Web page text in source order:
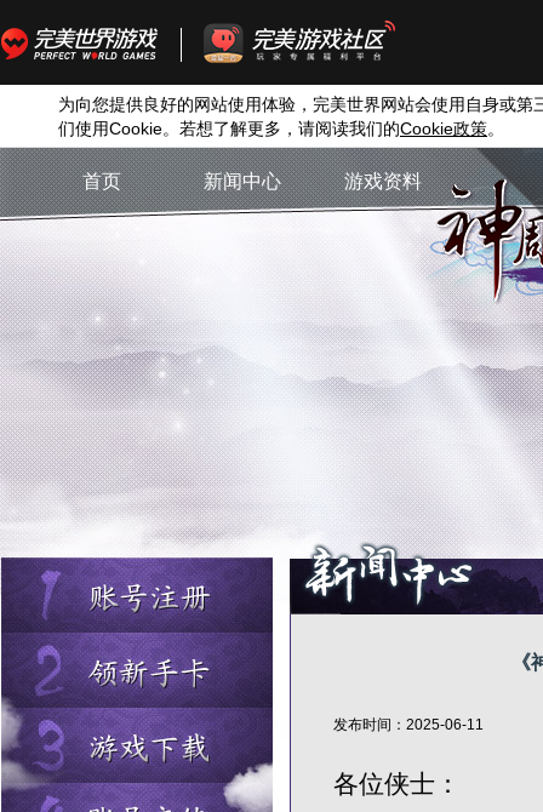
为向您提供良好的网站使用体验，完美世界网站会使用自身或第
们使用Cookie。若想了解更多，请阅读我们的Cookie政策。
首页 新闻中心 游戏资料
发布时间：2025-06-11
各位侠士：